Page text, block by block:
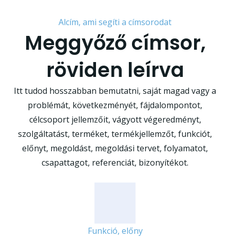
Alcím, ami segíti a címsorodat
Meggyőző címsor,
röviden leírva
Itt tudod hosszabban bemutatni, saját magad vagy a
problémát, következményét, fájdalompontot,
célcsoport jellemzőit, vágyott végeredményt,
szolgáltatást, terméket, termékjellemzőt, funkciót,
előnyt, megoldást, megoldási tervet, folyamatot,
csapattagot, referenciát, bizonyítékot.
Funkció, előny